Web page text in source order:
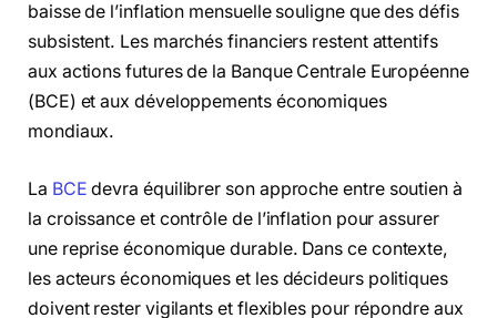
baisse de l’inflation mensuelle souligne que des défis
subsistent. Les marchés financiers restent attentifs
aux actions futures de la Banque Centrale Européenne
(BCE) et aux développements économiques
mondiaux.
La BCE devra équilibrer son approche entre soutien à
la croissance et contrôle de l’inflation pour assurer
une reprise économique durable. Dans ce contexte,
les acteurs économiques et les décideurs politiques
doivent rester vigilants et flexibles pour répondre aux